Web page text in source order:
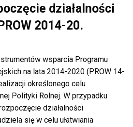
działalności
2014-20.
wsparcia Programu
na lata 2014-2020 (PROW 14-
określonego celu
Polityki Rolnej. W przypadku
działalności
się w celu ułatwiania